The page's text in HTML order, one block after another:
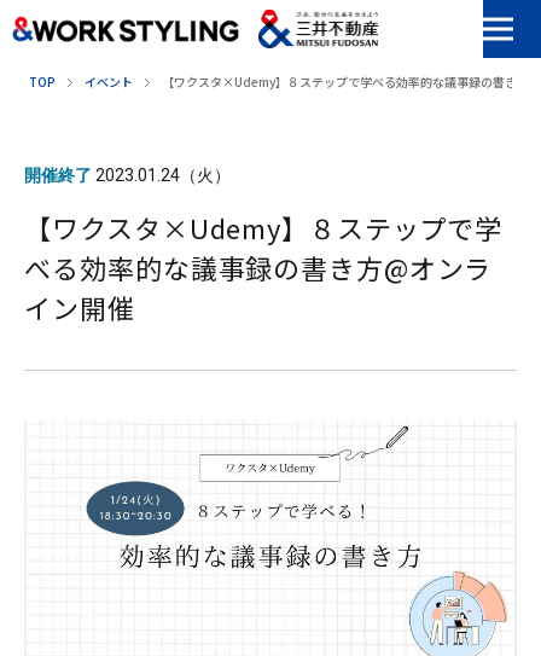
TOP イベント 【ワクスタ×Udemy】８ステップで学べる効率的な議事録の書き方
開催終了 2023.01.24（火）
【ワクスタ×Udemy】８ステップで学
べる効率的な議事録の書き方@オンラ
イン開催